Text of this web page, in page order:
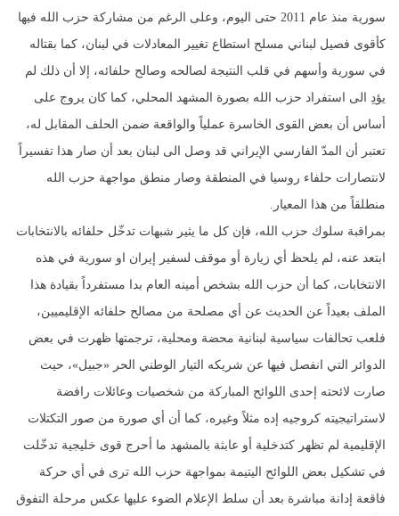
سورية منذ عام 2011 حتى اليوم، وعلى الرغم من مشاركة حزب الله فيها
كأقوى فصيل لبناني مسلح استطاع تغيير المعادلات في لبنان، كما بقتاله
في سورية وأسهم في قلب النتيجة لصالحه وصالح حلفائه، إلا أن ذلك لم
يؤدِ الى استفراد حزب الله بصورة المشهد المحلي، كما كان يروج على
أساس أن بعض القوى الخاسرة عملياً والواقعة ضمن الحلف المقابل له،
تعتبر أن المدّ الفارسي الإيراني قد وصل الى لبنان بعد أن صار هذا تفسيراً
لانتصارات حلفاء روسيا في المنطقة وصار منطق مواجهة حزب الله
منطلقاً من هذا المعيار.
بمراقبة سلوك حزب الله، فإن كل ما يثير شبهات تدخّل حلفائه بالانتخابات
ابتعد عنه، لم يلحظ أي زيارة أو موقف لسفير إيران او سورية في هذه
الانتخابات، كما أن حزب الله بشخص أمينه العام بدا مستفرداً بقيادة هذا
الملف بعيداً عن الحديث عن أي مصلحة من مصالح حلفائه الإقليميين،
فلعب تحالفات سياسية لبنانية محضة ومحلية، ترجمتها ظهرت في بعض
الدوائر التي انفصل فيها عن شريكه التيار الوطني الحر «جبيل»، حيث
صارت لائحته إحدى اللوائح المباركة من شخصيات وعائلات رافضة
لاستراتيجيته كروجيه إده مثلاً وغيره، كما أن أي صورة من صور التكتلات
الإقليمية لم تظهر كتدخلية أو عابثة بالمشهد ما أحرج قوى خليجية تدخّلت
في تشكيل بعض اللوائح اليتيمة بمواجهة حزب الله ترى في أي حركة
فاقعة إدانة مباشرة بعد أن سلط الإعلام الضوء عليها عكس مرحلة التفوق